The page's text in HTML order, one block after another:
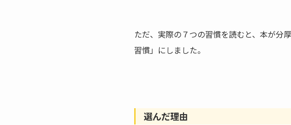
ただ、実際の７つの習慣を読むと、本が
習慣」にしました。
選んだ理由